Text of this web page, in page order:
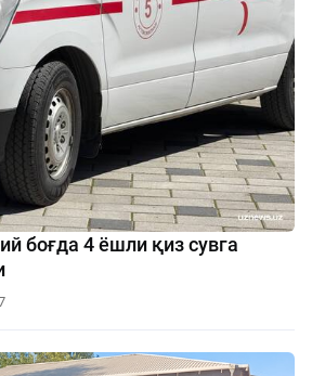
боғда 4 ёшли қиз сувга